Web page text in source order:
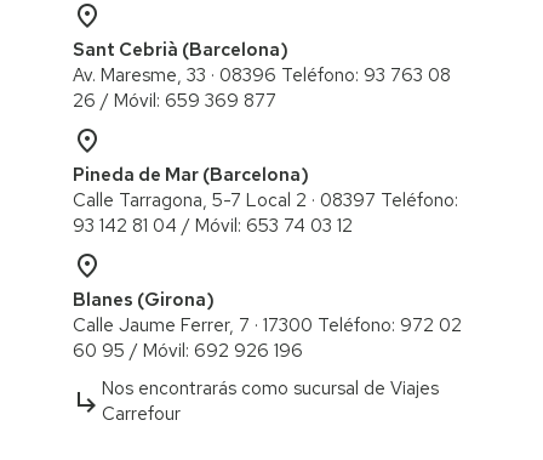
place
Sant Cebrià (Barcelona)
Av. Maresme, 33 · 08396 Teléfono: 93 763 08
26 / ​Móvil: 659 369 877
place
Pineda de Mar (Barcelona)
Calle Tarragona, 5-7 Local 2 · 08397 Teléfono:
93 142 81 04 / Móvil: 653 74 03 12
place
Blanes (Girona)
Calle Jaume Ferrer, 7 · 17300 Teléfono: 972 02
60 95 / ​Móvil: 692 926 196
subdirectory_arrow_right Nos encontrarás como sucursal de Viajes
Carrefour